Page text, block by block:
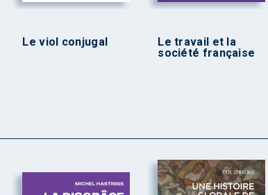
Le viol conjugal
Le travail et la
société française